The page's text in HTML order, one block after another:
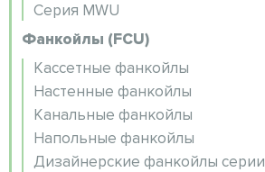
Серия MWU
Фанкойлы (FCU)
Кассетные фанкойлы
Настенные фанкойлы
Канальные фанкойлы
Напольные фанкойлы
Дизайнерские фанкойлы серии